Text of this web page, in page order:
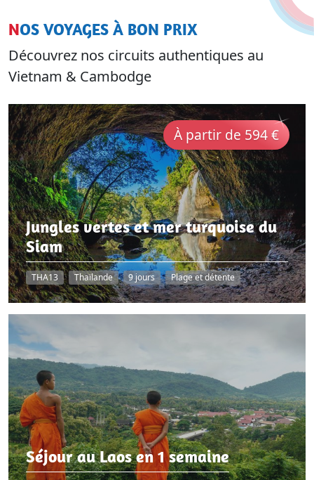
NOS VOYAGES À BON PRIX
Découvrez nos circuits authentiques au
Vietnam & Cambodge
À partir de 594 €
Jungles vertes et mer turquoise du
Siam
THA13 Thaïlande 9 jours Plage et détente
Séjour au Laos en 1 semaine